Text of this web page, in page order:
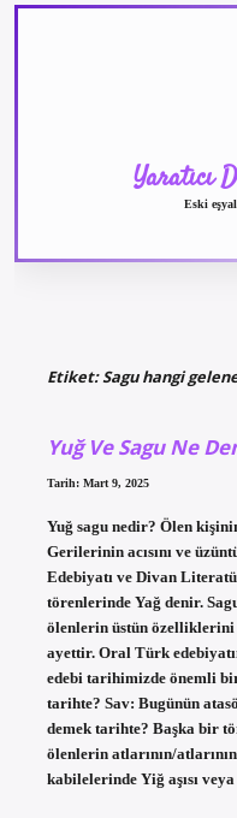
Yaratıcı
Eski
Etiket:Sagu hangi
Yuğ Ve Sagu Ne
Tarih: Mart 9, 2025
Yuğ sagu nedir? Ölen
Gerilerinin acısını ve
Edebiyatı ve Divan
törenlerinde Yağ denir.
ölenlerin üstün özelliklerini
ayettir. Oral Türk
edebi tarihimizde önemli
tarihte? Sav: Bugünün
demek tarihte? Başka bir
ölenlerin atlarının/
kabilelerinde Yiğ aşısı